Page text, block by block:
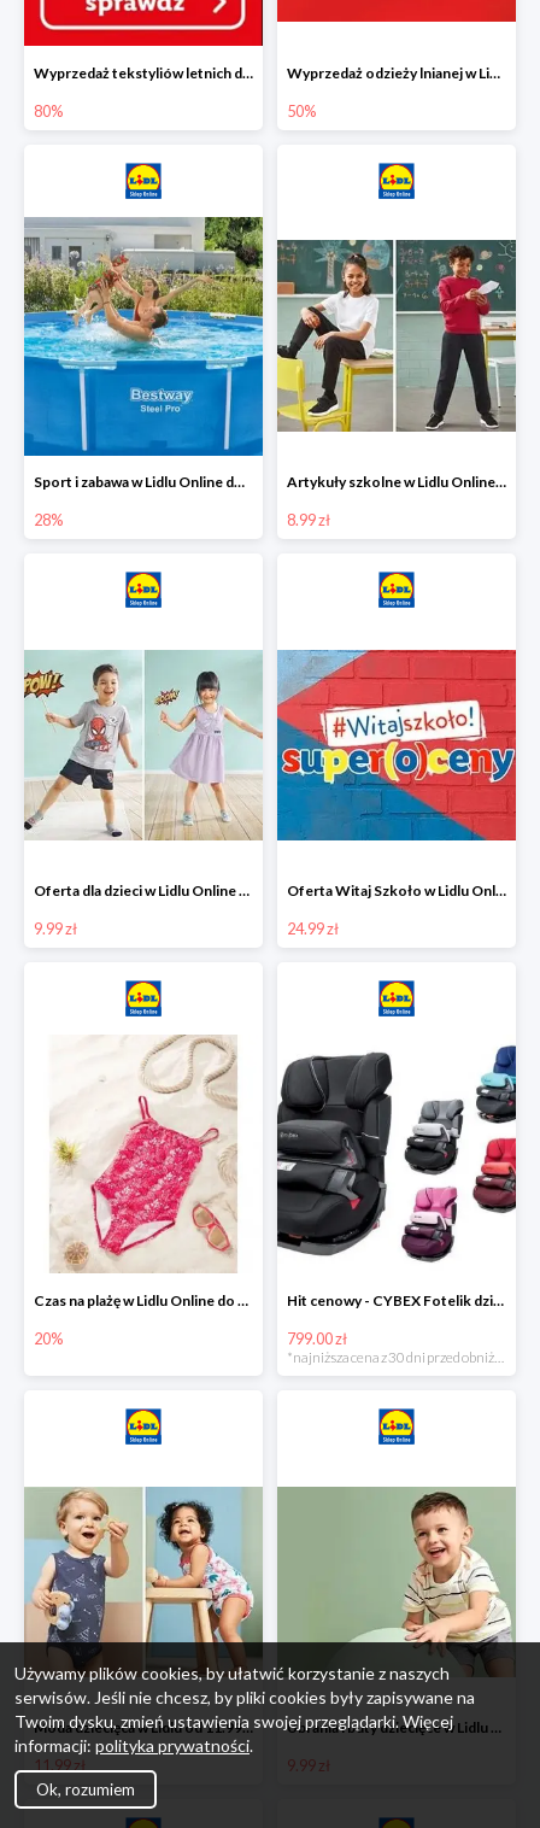
Wyprzedaż tekstyliów letnich dla dzieci w Lidlu Online do -80%
80%
Wyprzedaż odzieży lnianej w Lidlu Online do -50%
50%
Sport i zabawa w Lidlu Online do -28%
28%
Artykuły szkolne w Lidlu Online od 8,99 zł
8.99 zł
Oferta dla dzieci w Lidlu Online od 9,99 zł
9.99 zł
Oferta Witaj Szkoło w Lidlu Online od 24,99 zł
24.99 zł
Czas na plażę w Lidlu Online do -20%
20%
Hit cenowy - CYBEX Fotelik dziecięcy samochodowy Pallasfix grupa I-III, 9-36 kg
799.00 zł
Moda dziecięca w Lidlu od 11.99 zł
11.99 zł
Ubrania i buty dziecięce w Lidlu Online od 9,99 zł
9.99 zł
Używamy plików cookies, by ułatwić korzystanie z naszych
serwisów. Jeśli nie chcesz, by pliki cookies były zapisywane na
Twoim dysku, zmień ustawienia swojej przeglądarki. Więcej
informacji: polityka prywatności.
Ok, rozumiem